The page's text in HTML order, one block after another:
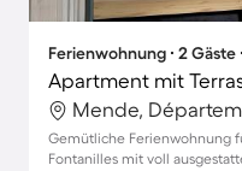
Ferienwohnung ∙ 2 Gäste
Apartment mit
Mende,
Gemütliche Ferienwohnung
Fontanilles mit voll